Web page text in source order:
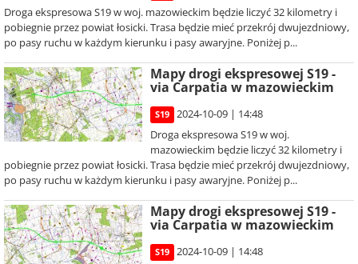
Droga ekspresowa S19 w woj. mazowieckim będzie liczyć 32 kilometry i
pobiegnie przez powiat łosicki. Trasa będzie mieć przekrój dwujezdniowy,
po pasy ruchu w każdym kierunku i pasy awaryjne. Poniżej p...
Mapy drogi ekspresowej S19 -
via Carpatia w mazowieckim
S19
2024-10-09 | 14:48
Droga ekspresowa S19 w woj.
mazowieckim będzie liczyć 32 kilometry i
pobiegnie przez powiat łosicki. Trasa będzie mieć przekrój dwujezdniowy,
po pasy ruchu w każdym kierunku i pasy awaryjne. Poniżej p...
Mapy drogi ekspresowej S19 -
via Carpatia w mazowieckim
S19
2024-10-09 | 14:48